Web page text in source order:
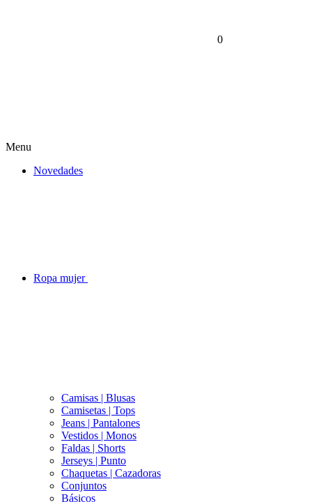
0
Menu
Novedades
Ropa mujer
Camisas | Blusas
Camisetas | Tops
Jeans | Pantalones
Vestidos | Monos
Faldas | Shorts
Jerseys | Punto
Chaquetas | Cazadoras
Conjuntos
Básicos